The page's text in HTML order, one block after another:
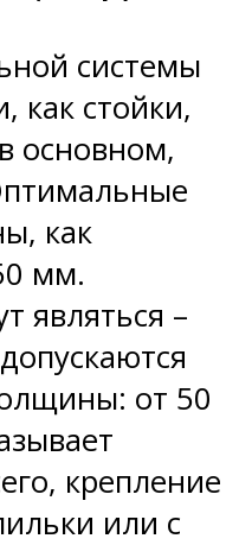
системы
как стойки,
основном,
как
мм.
являться –
от 50
крепление
или с